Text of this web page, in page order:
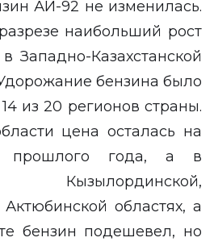
АИ-92 не изменилась.
наибольший рост
Западно-Казахстанской
бензина было
из 20 регионов страны.
цена осталась на
прошлого года, а в
Кызылординской,
областях, а
бензин подешевел, но